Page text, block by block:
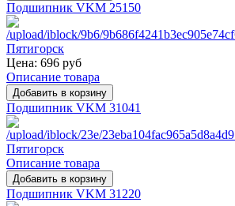
Подшипник VKM 25150
Цена: 696 руб
Описание товара
Подшипник VKM 31041
Описание товара
Подшипник VKM 31220